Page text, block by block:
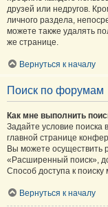
друзей или недругов.
личного раздела,
можете также удалять
же странице.
Вернуться к началу
Поиск по форумам
Как мне выполнить
Задайте условие
главной странице
Вы можете осуществить
«Расширенный поиск»,
Способ доступа к поиску
Вернуться к началу